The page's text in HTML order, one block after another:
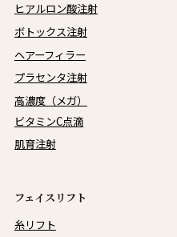
ヒアルロン酸注射
ボトックス注射
ヘアーフィラー
プラセンタ注射
高濃度（メガ）
ビタミンC点滴
肌育注射
フェイスリフト
糸リフト